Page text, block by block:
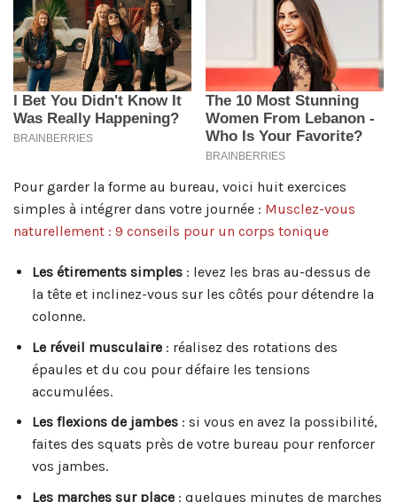
Pour garder la forme au bureau, voici huit exercices
simples à intégrer dans votre journée : Musclez-vous
naturellement : 9 conseils pour un corps tonique
Les étirements simples: levez les bras au-dessus de
la tête et inclinez-vous sur les côtés pour détendre la
colonne.
Le réveil musculaire: réalisez des rotations des
épaules et du cou pour défaire les tensions
accumulées.
Les flexions de jambes: si vous en avez la possibilité,
faites des squats près de votre bureau pour renforcer
vos jambes.
Les marches sur place: quelques minutes de marches